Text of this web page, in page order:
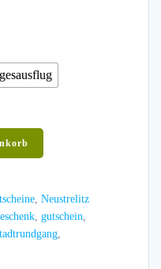
Neustrelitz
gutschein